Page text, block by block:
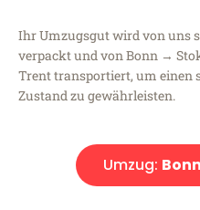
Ihr Umzugsgut wird von uns
verpackt und von Bonn →
Trent transportiert, um einen
Zustand zu gewährleisten.
Umzug: